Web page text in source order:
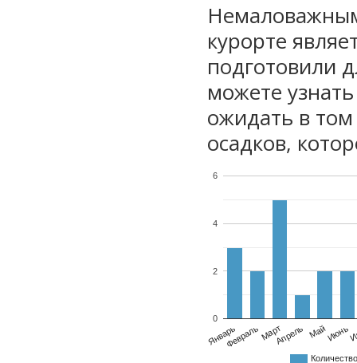
курорте
подготовили
можете
ожидать в
осадков,
ЯнварьФевральМартАпрель МайИюнь
0
2
4
6